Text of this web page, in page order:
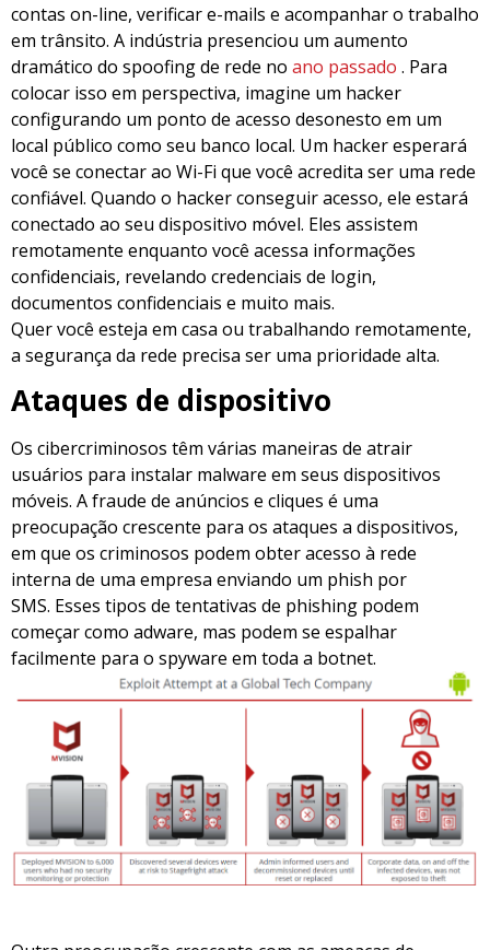
contas on-line, verificar e-mails e acompanhar o trabalho
em trânsito. A indústria presenciou um aumento
dramático do spoofing de rede no ano passado . Para
colocar isso em perspectiva, imagine um hacker
configurando um ponto de acesso desonesto em um
local público como seu banco local. Um hacker esperará
você se conectar ao Wi-Fi que você acredita ser uma rede
confiável. Quando o hacker conseguir acesso, ele estará
conectado ao seu dispositivo móvel. Eles assistem
remotamente enquanto você acessa informações
confidenciais, revelando credenciais de login,
documentos confidenciais e muito mais.
Quer você esteja em casa ou trabalhando remotamente,
a segurança da rede precisa ser uma prioridade alta.
Ataques de dispositivo
Os cibercriminosos têm várias maneiras de atrair
usuários para instalar malware em seus dispositivos
móveis. A fraude de anúncios e cliques é uma
preocupação crescente para os ataques a dispositivos,
em que os criminosos podem obter acesso à rede
interna de uma empresa enviando um phish por
SMS. Esses tipos de tentativas de phishing podem
começar como adware, mas podem se espalhar
facilmente para o spyware em toda a botnet.